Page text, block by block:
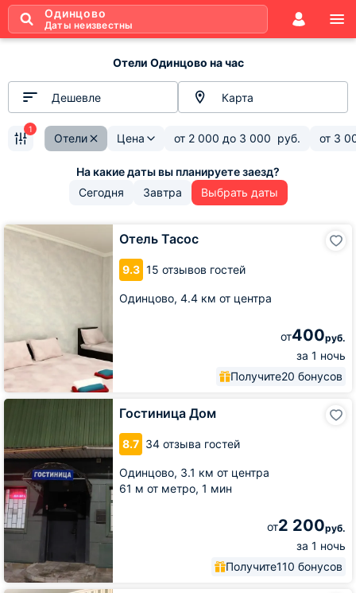
Одинцово
Даты неизвестны
Отели Одинцово на час
Дешевле Карта
Отели Цена от 2 000 до 3 000 руб. от 3
1
Сегодня Завтра Выбрать даты
Отель Тасос
9.3 15 отзывов гостей
Одинцово, 4.4 км от центра
от400руб.
за 1 ночь
Получите20 бонусов
Отель
Гостиница Дом
8.7 34 отзыва гостей
Одинцово, 3.1 км от центра
61 м от метро, 1 мин
от2 200руб.
за 1 ночь
Получите110 бонусов
Гостиница